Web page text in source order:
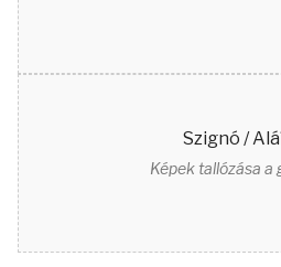
Szignó /
Képek tallózása a